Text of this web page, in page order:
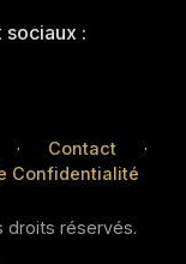
sociaux :
· Contact
·
Confidentialité
droits réservés.